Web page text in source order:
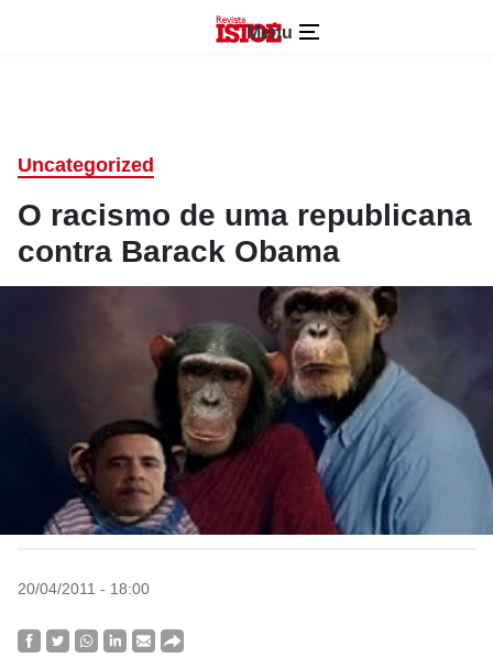
Menu
Uncategorized
O racismo de uma republicana
contra Barack Obama
20/04/2011 - 18:00